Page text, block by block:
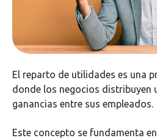
El reparto de utilidades es una
donde los negocios distribuyen
ganancias entre sus empleados.
Este concepto se fundamenta